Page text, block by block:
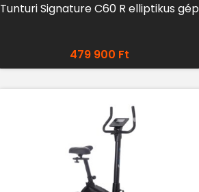
Tunturi Signature C60 R elliptikus gép
479 900 Ft